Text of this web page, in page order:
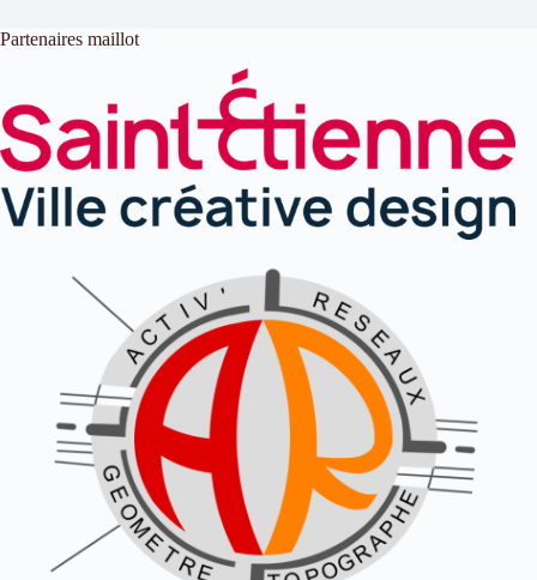
Partenaires maillot